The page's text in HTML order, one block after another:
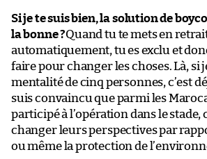
Si je te suis bien, la solution de
la bonne ?Quand tu te mets en
automatiquement, tu es exclu et
faire pour changer les choses. Là, si
mentalité de cinq personnes, c’est
suis convaincu que parmi les
participé à l’opération dans le
changer leurs perspectives par
ou même la protection de